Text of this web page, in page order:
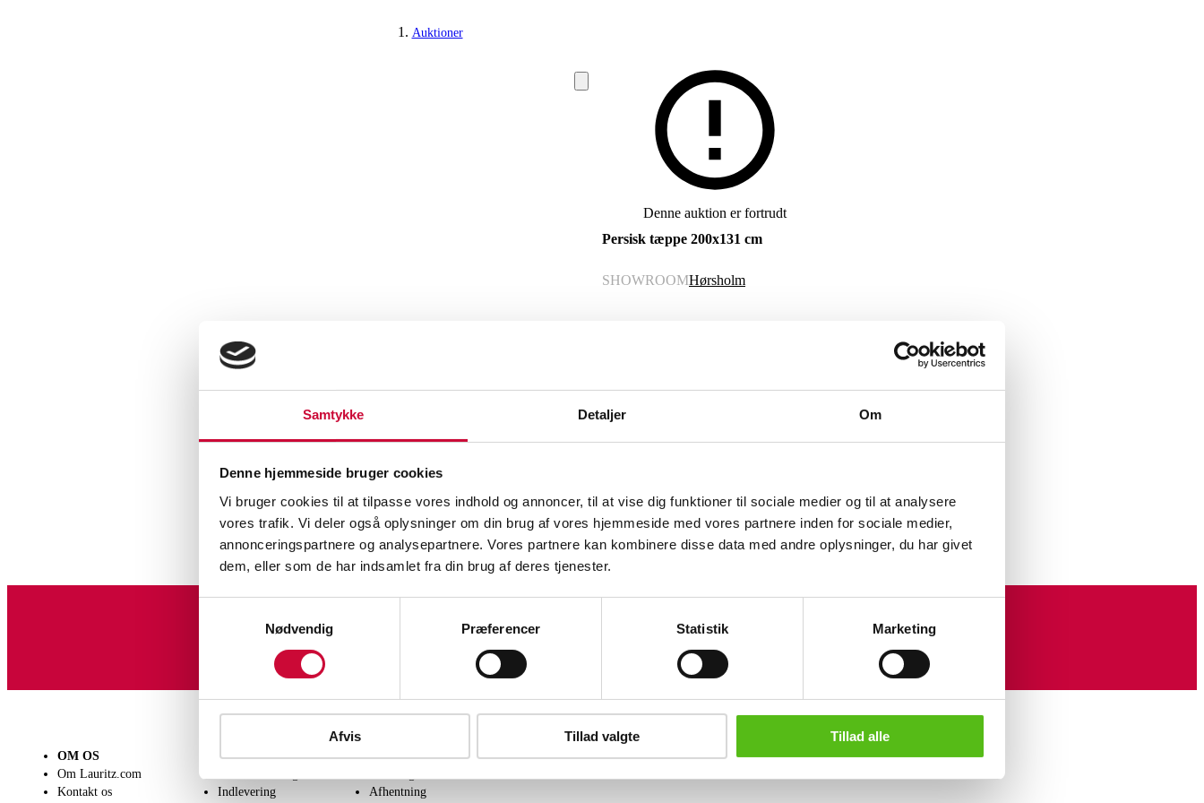
Samtykke Detaljer Om
Denne hjemmeside bruger cookies
Vi bruger cookies til at tilpasse vores indhold og annoncer, til at vise dig funktioner til sociale medier og til at analysere
vores trafik. Vi deler også oplysninger om din brug af vores hjemmeside med vores partnere inden for sociale medier,
annonceringspartnere og analysepartnere. Vores partnere kan kombinere disse data med andre oplysninger, du har givet
dem, eller som de har indsamlet fra din brug af deres tjenester.
Nødvendig
Præferencer Statistik Marketing
Afvis Tillad valgte Tillad alle
Auktioner
Tæpper og tekstiler
Denne auktion er fortrudt
Persisk tæppe 200x131 cm
SHOWROOMHørsholm
Beskrivelse
Persisk tæppe 200x131 cm. Brugsspor,
slidte frynser.
Lignende varer
Tilmeld dig vores nyhedsbrev og modtag nyheder samt tilbud direkte i din email.
OM OS
Om Lauritz.com
Kontakt os
SÆLG
Indlevering
KØB
Afhentning